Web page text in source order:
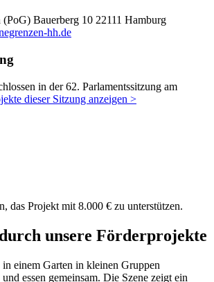
(PoG) Bauerberg 10 22111 Hamburg
hh.de
in der 62. Parlamentssitzung am
dieser Sitzung anzeigen >
das Projekt mit 8.000 € zu unterstützen.
unsere Förderprojekte